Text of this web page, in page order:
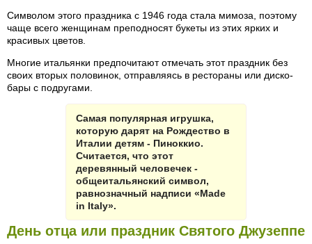
Символом этого праздника с 1946 года стала мимоза, поэтому
чаще всего женщинам преподносят букеты из этих ярких и
красивых цветов.
Многие итальянки предпочитают отмечать этот праздник без
своих вторых половинок, отправляясь в рестораны или диско-
бары с подругами.
Самая популярная игрушка,
которую дарят на Рождество в
Италии детям - Пиноккио.
Считается, что этот
деревянный человечек -
общеитальянский символ,
равнозначный надписи «Made
in Italy».
День отца или праздник Святого Джузеппе